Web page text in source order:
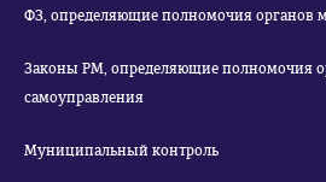
ФЗ, определяющие полномочия органов
Законы РМ, определяющие полномочия
самоуправления
Муниципальный контроль